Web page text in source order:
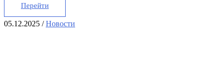
Перейти
05.12.2025 /Новости